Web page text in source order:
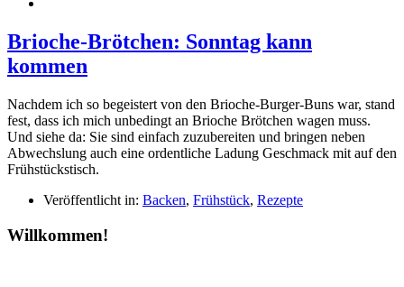
Brioche-Brötchen: Sonntag kann
kommen
Nachdem ich so begeistert von den Brioche-Burger-Buns war, stand
fest, dass ich mich unbedingt an Brioche Brötchen wagen muss.
Und siehe da: Sie sind einfach zuzubereiten und bringen neben
Abwechslung auch eine ordentliche Ladung Geschmack mit auf den
Frühstückstisch.
Veröffentlicht in: Backen, Frühstück, Rezepte
Willkommen!